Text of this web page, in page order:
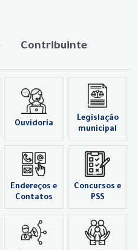
Contribuinte
Ouvidoria
Legislação
municipal
Endereços e
Contatos
Concursos e
PSS